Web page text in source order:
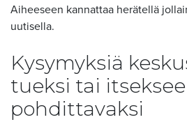
Aiheeseen kannattaa herätellä
uutisella.
Kysymyksiä
tueksi tai
pohdittavaksi